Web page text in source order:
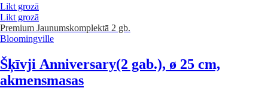
Likt grozā
Likt grozā
Premium Jaunumskomplektā 2 gb.
Bloomingville
Šķīvji Anniversary(2 gab.), ø 25 cm,
akmensmasas